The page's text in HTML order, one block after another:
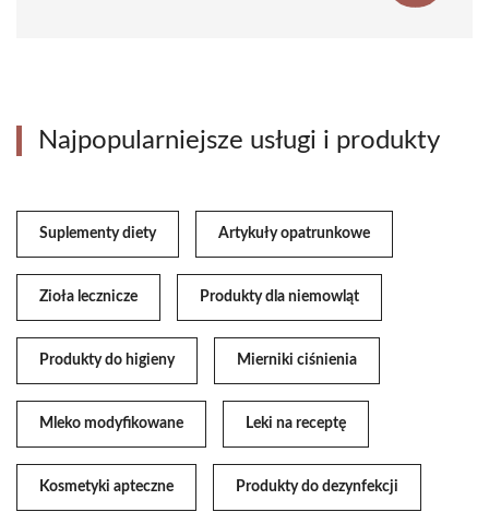
Najpopularniejsze usługi i produkty
Suplementy diety Artykuły opatrunkowe
Zioła lecznicze Produkty dla niemowląt
Produkty do higieny Mierniki ciśnienia
Mleko modyfikowane Leki na receptę
Kosmetyki apteczne Produkty do dezynfekcji